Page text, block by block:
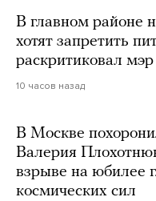
В главном районе
хотят запретить
раскритиковал
10 часов назад
В Москве
Валерия
взрыве на юбилее
космических сил